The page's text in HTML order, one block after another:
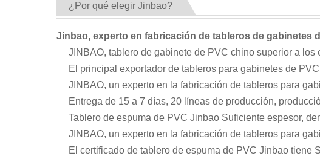
¿Por qué elegir Jinbao?
Jinbao, experto en fabricación de tableros de gabinetes
JINBAO, tablero de gabinete de PVC chino superior a los
El principal exportador de tableros para gabinetes de
JINBAO, un experto en la fabricación de tableros para
Entrega de 15 a 7 días, 20 líneas de producción,
Tablero de espuma de PVC Jinbao Suficiente espesor,
JINBAO, un experto en la fabricación de tableros para
El certificado de tablero de espuma de PVC Jinbao tiene